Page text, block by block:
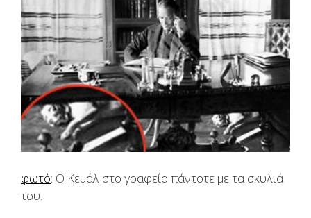
φωτό: Ο Κεμάλ στο γραφείο πάντοτε με τα σκυλιά
του.